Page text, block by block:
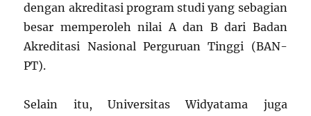
dengan akreditasi program studi yang sebagian
besar memperoleh nilai A dan B dari Badan
Akreditasi Nasional Perguruan Tinggi (BAN-
PT).
Selain itu, Universitas Widyatama juga